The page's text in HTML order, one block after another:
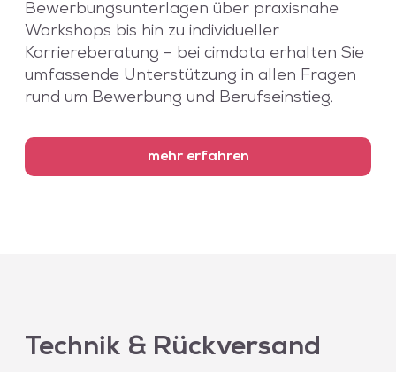
Bewerbungsunterlagen über praxisnahe
Workshops bis hin zu individueller
Karriereberatung – bei cimdata erhalten Sie
umfassende Unterstützung in allen Fragen
rund um Bewerbung und Berufseinstieg.
mehr erfahren
Technik & Rückversand